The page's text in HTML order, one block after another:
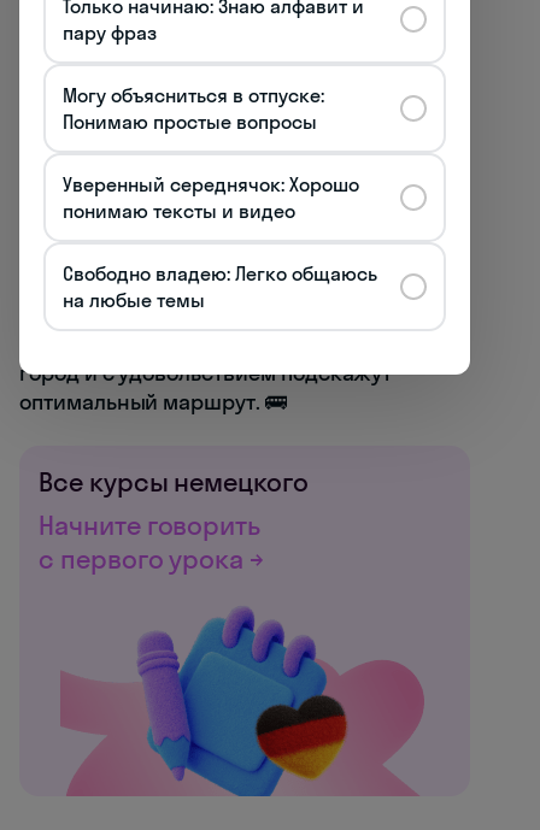
Wie viele Stationen sind es bis...?
—
Сколько остановок до...?
Muss ich umsteigen?— Мне нужно
пересаживаться?
Не забудьте расспрашивать собеседника
об альтернативных маршрутах:
einen kürzeren Weg?
короткий путь?) илиWas ist der einfachste
Weg dorthin? (Какой самый простой путь
город и с удовольствием подскажут
оптимальный маршрут. 🚌
Все курсы немецкого
Начните говорить
с первого урока →
Только начинаю: Знаю алфавит и
пару фраз
Могу объясниться в отпуске:
Понимаю простые вопросы
Уверенный середнячок: Хорошо
понимаю тексты и видео
Свободно владею: Легко общаюсь
на любые темы